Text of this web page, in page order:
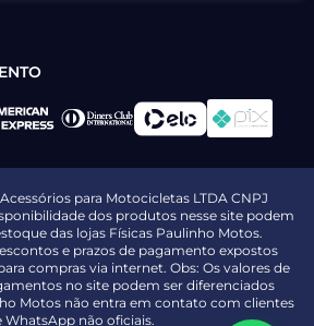
para Motocicletas LTDA CNPJ
dos produtos nesse site podem
das lojas Físicas Paulinho Motos.
e prazos de pagamento expostos
compras via internet. Obs: Os valores de
no site podem ser diferenciados
Motos não entra em contato com clientes
não oficiais.